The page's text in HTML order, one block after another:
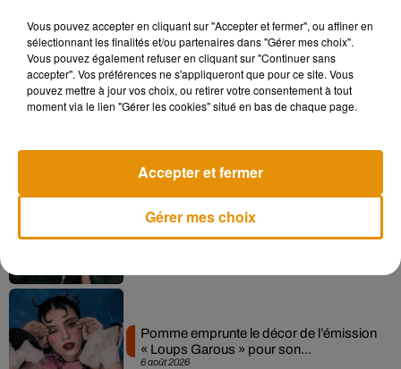
Musique
Madonna sort enfin le remix de « Love
Sensation » avec Kylie Minogue
7 août 2026
Angèle et Amélie Lens dévoilent leur
6 août 2026
Pomme emprunte le décor de l’émission
« Loups Garous » pour son...
Vous pouvez accepter en cliquant sur "Accepter et fermer", ou affiner en
sélectionnant les finalités et/ou partenaires dans "Gérer mes choix".
Vous pouvez également refuser en cliquant sur "Continuer sans
accepter". Vos préférences ne s'appliqueront que pour ce site. Vous
pouvez mettre à jour vos choix, ou retirer votre consentement à tout
moment via le lien "Gérer les cookies" situé en bas de chaque page.
Gérer mes choix
Accepter et fermer